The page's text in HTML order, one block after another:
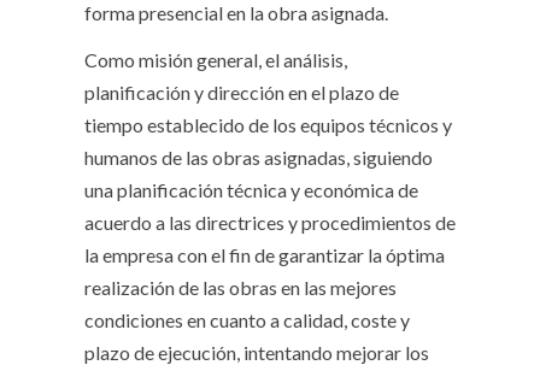
forma presencial en la obra asignada.
Como misión general, el análisis,
planificación y dirección en el plazo de
tiempo establecido de los equipos técnicos y
humanos de las obras asignadas, siguiendo
una planificación técnica y económica de
acuerdo a las directrices y procedimientos de
la empresa con el fin de garantizar la óptima
realización de las obras en las mejores
condiciones en cuanto a calidad, coste y
plazo de ejecución, intentando mejorar los